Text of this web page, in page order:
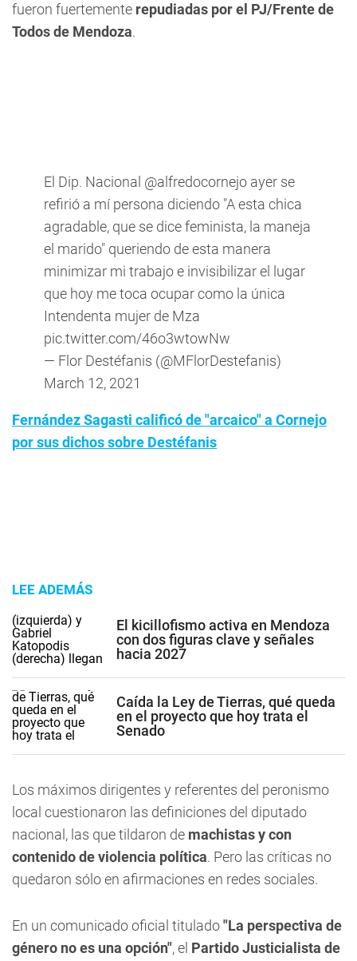
fueron fuertemente repudiadas por el PJ/Frente de
Todos de Mendoza.
El Dip. Nacional @alfredocornejo ayer se
refirió a mí persona diciendo "A esta chica
agradable, que se dice feminista, la maneja
el marido" queriendo de esta manera
minimizar mi trabajo e invisibilizar el lugar
que hoy me toca ocupar como la única
Intendenta mujer de Mza
pic.twitter.com/46o3wtowNw
— Flor Destéfanis (@MFlorDestefanis)
March 12, 2021
Fernández Sagasti calificó de "arcaico" a Cornejo
por sus dichos sobre Destéfanis
LEE ADEMÁS
El kicillofismo activa en Mendoza
con dos figuras clave y señales
hacia 2027
Caída la Ley de Tierras, qué queda
en el proyecto que hoy trata el
Senado
Los máximos dirigentes y referentes del peronismo
local cuestionaron las definiciones del diputado
nacional, las que tildaron de machistas y con
contenido de violencia política. Pero las críticas no
quedaron sólo en afirmaciones en redes sociales.
En un comunicado oficial titulado"La perspectiva de
género no es una opción", el Partido Justicialista de